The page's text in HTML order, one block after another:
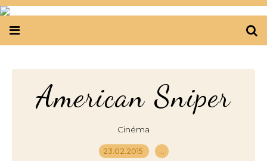
American Sniper
Cinéma
23.02.2015 …